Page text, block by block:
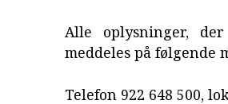
Alle oplysninger,
meddeles på følgende
Telefon 922 648 500,